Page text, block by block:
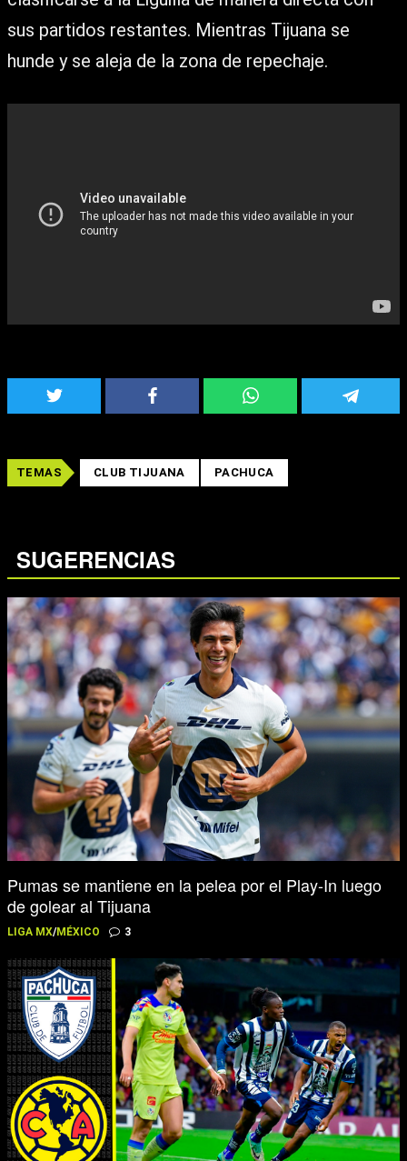
sus partidos restantes. Mientras Tijuana se
hunde y se aleja de la zona de repechaje.
TEMAS CLUB TIJUANA PACHUCA
SUGERENCIAS
Pumas se mantiene en la pelea por el Play-In luego
de golear al Tijuana
LIGA MX/MÉXICO 3